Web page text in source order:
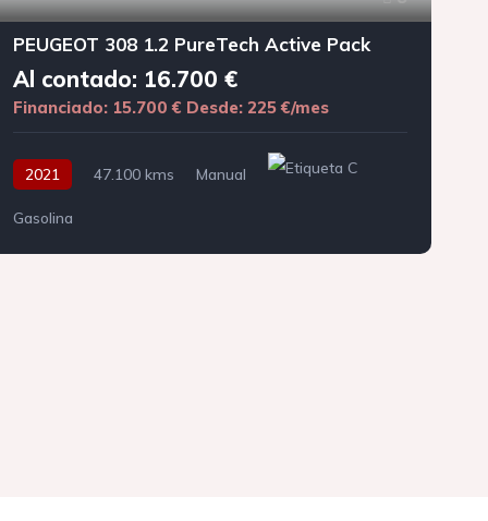
PEUGEOT 308 1.2 PureTech Active Pack
Al contado: 16.700 €
Financiado: 15.700 € Desde: 225 €/mes
2021 47.100 kms Manual
Gasolina